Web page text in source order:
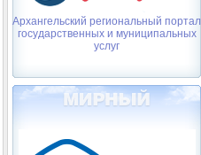
Архангельский региональный портал
государственных и муниципальных
услуг